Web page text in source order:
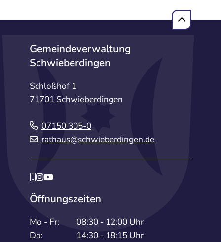
Gemeindeverwaltung
Schwieberdingen
Schloßhof 1
71701 Schwieberdingen
07150 305-0
rathaus@schwieberdingen.de
Öffnungszeiten
Mo - Fr:
08:30 - 12:00 Uhr
Do:
14:30 - 18:15 Uhr